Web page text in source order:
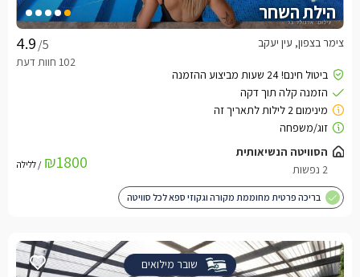
הילת השחר
/5 צימר בצפון, עין יעקב
הסוויטה הנשיאותית
2 נפשות
₪1800 / ללילה
בריכה פרטית מחוממת מקורה וגקוזי ספא לכל סוויטה
שובר מילואים